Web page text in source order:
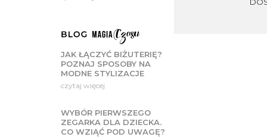
JAK ŁĄCZYĆ BIŻUTERIĘ?
POZNAJ SPOSOBY NA
MODNE STYLIZACJE
czytaj więcej
WYBÓR PIERWSZEGO
ZEGARKA DLA DZIECKA.
CO WZIĄĆ POD UWAGĘ?